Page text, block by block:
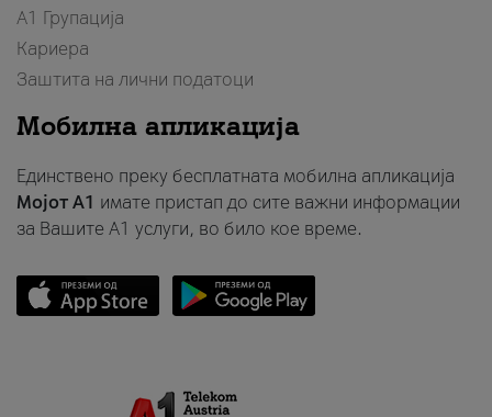
А1 Групација
Кариера
Заштита на лични податоци
Мобилна апликација
Единствено преку бесплатната мобилна апликација
Мојот A1 имате пристап до сите важни информации
за Вашите A1 услуги, во било кое време.